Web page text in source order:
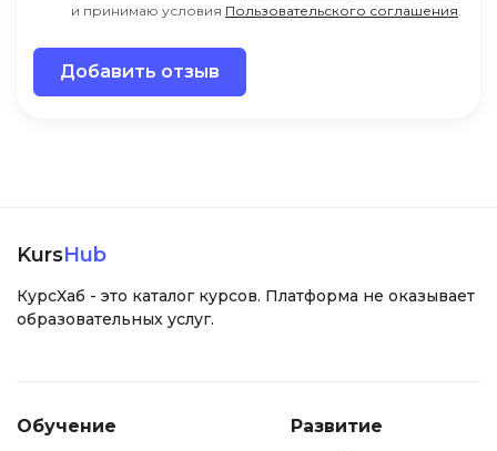
и принимаю условия Пользовательского соглашения
Добавить отзыв
KursHub
КурсХаб - это каталог курсов. Платформа не оказывает
образовательных услуг.
Обучение
Развитие